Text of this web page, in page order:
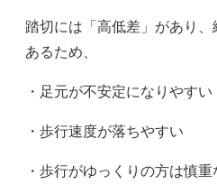
踏切には「高低差」があり
あるため、
・足元が不安定になりやすい
・歩行速度が落ちやすい
・歩行がゆっくりの方は慎